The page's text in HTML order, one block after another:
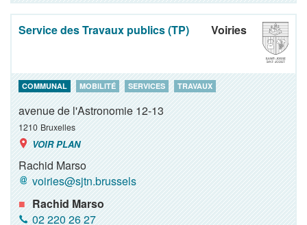
Service des Travaux publics (TP) Voiries
COMMUNAL MOBILITÉ SERVICES TRAVAUX
avenue de l'Astronomie 12-13
1210 Bruxelles
VOIR PLAN
Rachid Marso
voiries@sjtn.brussels
Rachid Marso
02 220 26 27